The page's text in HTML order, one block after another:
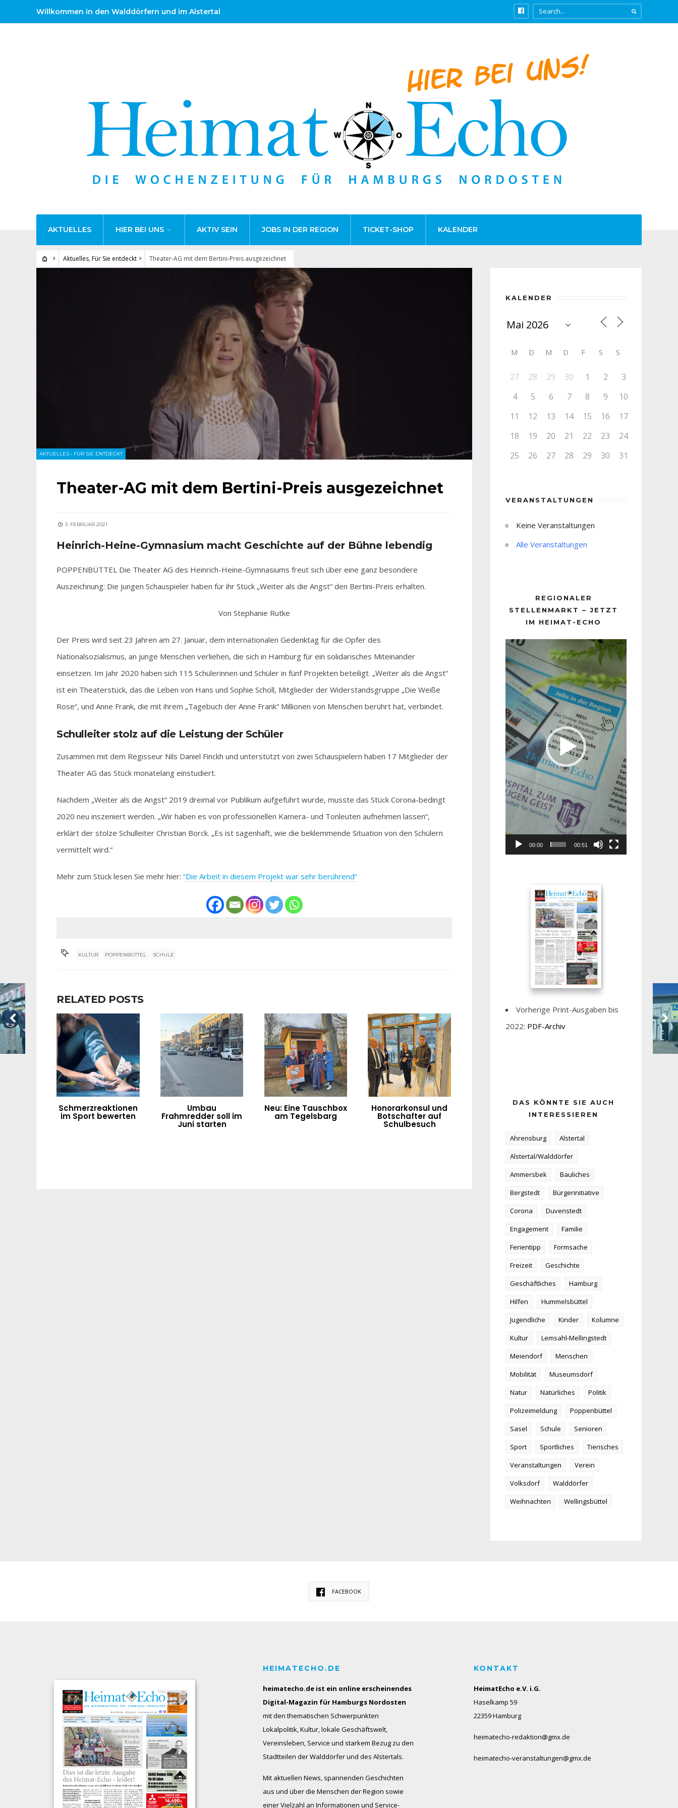
Willkommen in den Walddörfern und im Alstertal
AKTUELLES HIER BEI UNS AKTIV SEIN JOBS IN DER REGION TICKET-SHOP KALENDER
Aktuelles, Für Sie entdeckt Theater-AG mit dem Bertini-Preis ausgezeichnet
AKTUELLES • FÜR SIE ENTDECKT
Theater-AG mit dem Bertini-Preis ausgezeichnet
3. FEBRUAR 2021
Heinrich-Heine-Gymnasium macht Geschichte auf der Bühne lebendig
POPPENBÜTTEL Die Theater AG des Heinrich-Heine-Gymnasiums freut sich über eine ganz besondere
Auszeichnung: Die jungen Schauspieler haben für ihr Stück „Weiter als die Angst“ den Bertini-Preis erhalten.
Von Stephanie Rutke
Der Preis wird seit 23 Jahren am 27. Januar, dem internationalen Gedenktag für die Opfer des
Nationalsozialismus, an junge Menschen verliehen, die sich in Hamburg für ein solidarisches Miteinander
einsetzen. Im Jahr 2020 haben sich 115 Schülerinnen und Schüler in fünf Projekten beteiligt. „Weiter als die Angst“
ist ein Theaterstück, das die Leben von Hans und Sophie Scholl, Mitglieder der Widerstandsgruppe „Die Weiße
Rose“, und Anne Frank, die mit ihrem „Tagebuch der Anne Frank“ Millionen von Menschen berührt hat, verbindet.
Schulleiter stolz auf die Leistung der Schüler
Zusammen mit dem Regisseur Nils Daniel Finckh und unterstützt von zwei Schauspielern haben 17 Mitglieder der
Theater AG das Stück monatelang einstudiert.
Nachdem „Weiter als die Angst“ 2019 dreimal vor Publikum aufgeführt wurde, musste das Stück Corona-bedingt
2020 neu inszeniert werden. „Wir haben es von professionellen Kamera- und Tonleuten aufnehmen lassen“,
erklärt der stolze Schulleiter Christian Borck. „Es ist sagenhaft, wie die beklemmende Situation von den Schülern
vermittelt wird.“
Mehr zum Stück lesen Sie mehr hier: “Die Arbeit in diesem Projekt war sehr berührend”
KULTUR POPPENBÜTTEL SCHULE
RELATED POSTS
Schmerzreaktionen
im Sport bewerten
Umbau
Frahmredder soll im
Juni starten
Neu: Eine Tauschbox
am Tegelsbarg
Honorarkonsul und
Botschafter auf
Schulbesuch
KALENDER
M D M D F S S
27 28 29 30 1 2
3
4
5 6 7 8 9
10
11
12 13 14 15 16
17
18
19 20 21 22 23
24
25
26 27 28 29 30 31
VERANSTALTUNGEN
Keine Veranstaltungen
Alle Veranstaltungen
REGIONALER
STELLENMARKT – JETZT
IM HEIMAT-ECHO
Player
00:00 00:51
Vorherige Print-Ausgaben bis
2022: PDF-Archiv
DAS KÖNNTE SIE AUCH
INTERESSIEREN
Ahrensburg
Alstertal
Alstertal/Walddörfer
Ammersbek
Bauliches
Bergstedt
Bürgerinitiative
Corona
Duvenstedt
Engagement
Familie
Ferientipp
Formsache
Freizeit
Geschichte
Geschäftliches
Hamburg
Hilfen
Hummelsbüttel
Jugendliche
Kinder
Kolumne
Kultur
Lemsahl-Mellingstedt
Meiendorf
Menschen
Mobilität
Museumsdorf
Natur
Natürliches
Politik
Polizeimeldung
Poppenbüttel
Sasel
Schule
Senioren
Sport
Sportliches
Tierisches
Veranstaltungen
Verein
Volksdorf
Walddörfer
Weihnachten
Wellingsbüttel
FACEBOOK
HEIMATECHO.DE
heimatecho.de ist ein online erscheinendes
Digital-Magazin für Hamburgs Nordosten
mit den thematischen Schwerpunkten
Lokalpolitik, Kultur, lokale Geschäftswelt,
Vereinsleben, Service und starkem Bezug zu den
Stadtteilen der Walddörfer und des Alstertals.
Mit aktuellen News, spannenden Geschichten
aus und über die Menschen der Region sowie
einer Vielzahl an Informationen und Service-
KONTAKT
HeimatEcho e.V. i.G.
Haselkamp 59
22359 Hamburg
heimatecho-redaktion@gmx.de
heimatecho-veranstaltungen@gmx.de